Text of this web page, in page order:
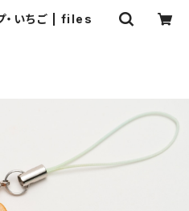
・いちご | files